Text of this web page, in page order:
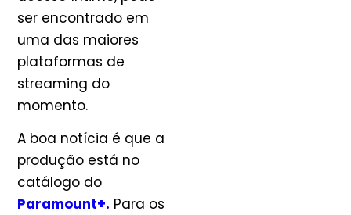
ser encontrado em
uma das maiores
plataformas de
streaming do
momento.
A boa notícia é que a
produção está no
catálogo do
Paramount+. Para os